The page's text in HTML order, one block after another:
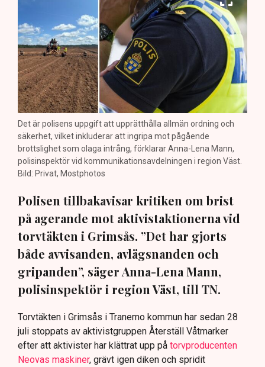
Det är polisens uppgift att upprätthålla allmän ordning och
säkerhet, vilket inkluderar att ingripa mot pågående
brottslighet som olaga intrång, förklarar Anna-Lena Mann,
polisinspektör vid kommunikationsavdelningen i region Väst.
Bild: Privat, Mostphotos
Polisen tillbakavisar kritiken om brist
på agerande mot aktivistaktionerna vid
torvtäkten i Grimsås. ”Det har gjorts
både avvisanden, avlägsnanden och
gripanden”, säger Anna-Lena Mann,
polisinspektör i region Väst, till TN.
Torvtäkten i Grimsås i Tranemo kommun har sedan 28
juli stoppats av aktivistgruppen Återställ Våtmarker
efter att aktivister har klättrat upp på torvproducenten
Neovas maskiner, grävt igen diken och spridit